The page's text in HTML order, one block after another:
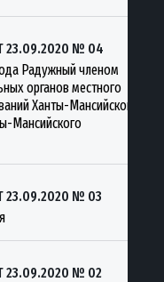
№ 04
Радужный членом
органов местного
Ханты-Мансийского
Мансийского
№ 03
№ 02